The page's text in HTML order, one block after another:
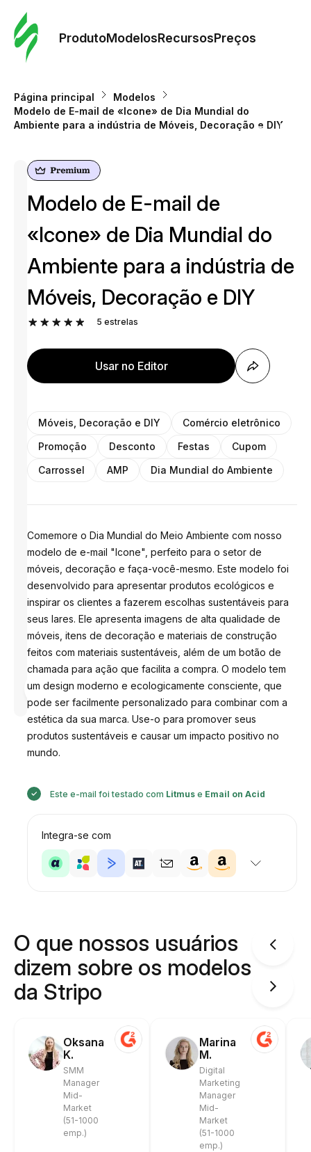
ProdutoModelosRecursosPreços
Página principal
Modelos
Modelo de E-mail de «Icone» de Dia Mundial do
Ambiente para a indústria de Móveis, Decoração e DIY
por
Anastasiia
Modelo de E-mail de
«Icone» de Dia Mundial do
Ambiente para a indústria de
Móveis, Decoração e DIY
5 estrelas
Usar no Editor
Móveis, Decoração e DIY
Comércio eletrônico
Promoção
Desconto Festas
Cupom
Carrossel
AMP Dia Mundial do Ambiente
Comemore o Dia Mundial do Meio Ambiente com nosso
modelo de e-mail "Icone", perfeito para o setor de
móveis, decoração e faça-você-mesmo. Este modelo foi
desenvolvido para apresentar produtos ecológicos e
inspirar os clientes a fazerem escolhas sustentáveis ​​para
seus lares. Ele apresenta imagens de alta qualidade de
móveis, itens de decoração e materiais de construção
feitos com materiais sustentáveis, além de um botão de
chamada para ação que facilita a compra. O modelo tem
um design moderno e ecologicamente consciente, que
pode ser facilmente personalizado para combinar com a
estética da sua marca. Use-o para promover seus
produtos sustentáveis ​​e causar um impacto positivo no
mundo.
Este e-mail foi testado com Litmus e Email on Acid
Integra-se com
O que nossos usuários
dizem sobre os modelos
da Stripo
Oksana
K.
SMM
Manager
Mid-
Market
(51-1000
emp.)
Marina
M.
Digital
Marketing
Manager
Mid-
Market
(51-1000
emp.)